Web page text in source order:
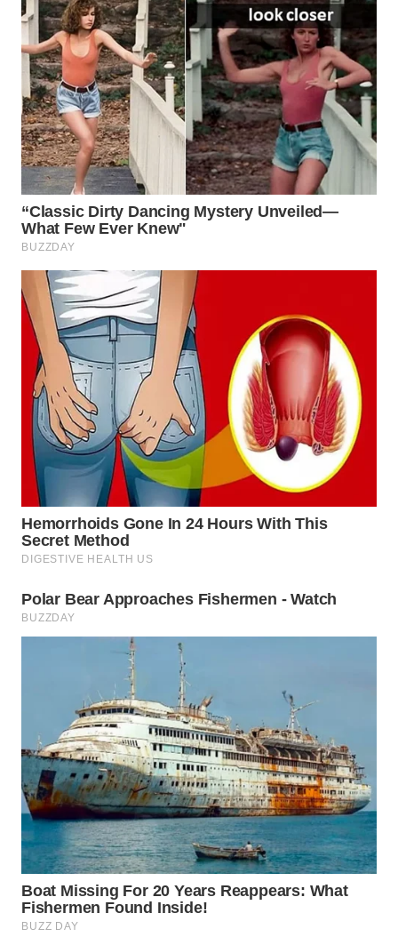
WN
PRIANGAN
TIMUR
WN
SEMARANG
WN
SOLO
WN
BOROBUDUR
WN
MADURA
WN
SURABAYA
WN
NATUNA
BINTAN
WN
WN
LIKUPANG
LABUANBAJO
WN
BORNEO
Wahana
Media
Group
WAHANA
NEWS